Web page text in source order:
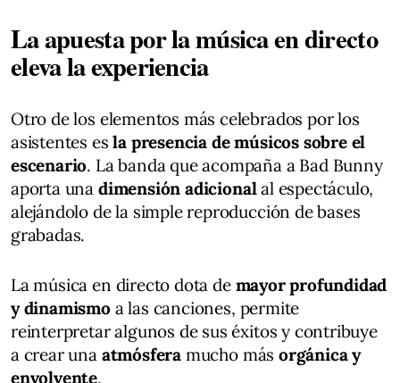
La apuesta por la música en directo
eleva la experiencia
Otro de los elementos más celebrados por los
asistentes esla presencia de músicos sobre el
escenario. La banda que acompaña a Bad Bunny
aporta una dimensión adicionalal espectáculo,
alejándolo de la simple reproducción de bases
grabadas.
La música en directo dota de mayor profundidad
y dinamismoa las canciones, permite
reinterpretar algunos de sus éxitos y contribuye
a crear una atmósfera mucho más orgánica y
envolvente.